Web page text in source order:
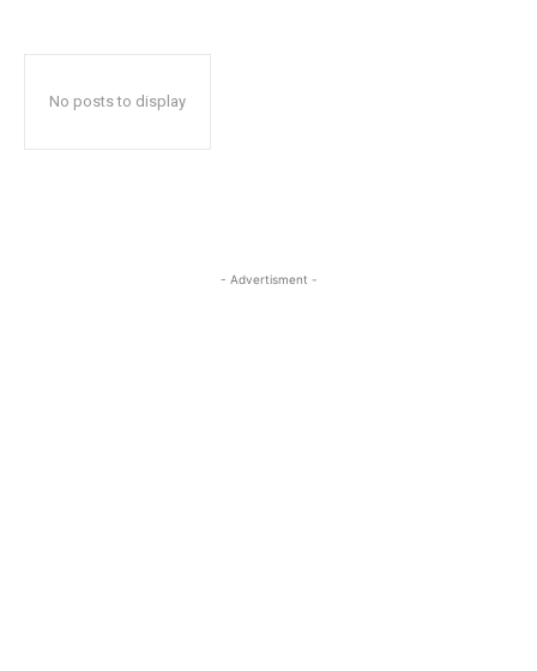
No posts to display
- Advertisment -